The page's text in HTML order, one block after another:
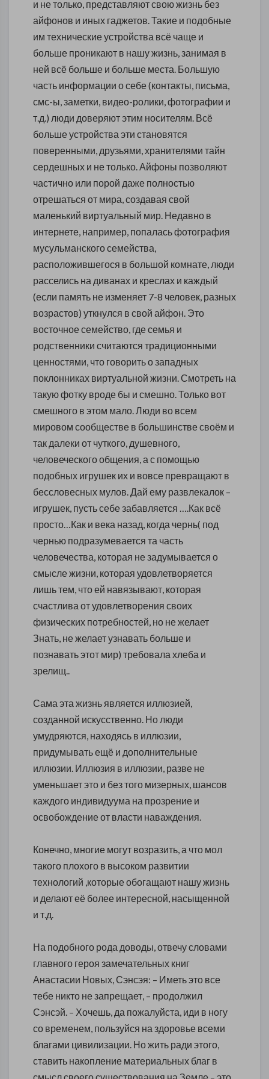
и не только, представляют свою жизнь без
айфонов и иных гаджетов. Такие и подобные
им технические устройства всё чаще и
больше проникают в нашу жизнь, занимая в
ней всё больше и больше места. Большую
часть информации о себе (контакты, письма,
смс-ы, заметки, видео-ролики, фотографии и
т.д.) люди доверяют этим носителям. Всё
больше устройства эти становятся
поверенными, друзьями, хранителями тайн
сердешных и не только. Айфоны позволяют
частично или порой даже полностью
отрешаться от мира, создавая свой
маленький виртуальный мир. Недавно в
интернете, например, попалась фотография
мусульманского семейства,
расположившегося в большой комнате, люди
расселись на диванах и креслах и каждый
(если память не изменяет 7-8 человек, разных
возрастов) уткнулся в свой айфон. Это
восточное семейство, где семья и
родственники считаются традиционными
ценностями, что говорить о западных
поклонниках виртуальной жизни. Смотреть на
такую фотку вроде бы и смешно. Только вот
смешного в этом мало. Люди во всем
мировом сообществе в большинстве своём и
так далеки от чуткого, душевного,
человеческого общения, а с помощью
подобных игрушек их и вовсе превращают в
бессловесных мулов. Дай ему развлекалок –
игрушек, пусть себе забавляется ….Как всё
просто…Как и века назад, когда чернь( под
чернью подразумевается та часть
человечества, которая не задумывается о
смысле жизни, которая удовлетворяется
лишь тем, что ей навязывают, которая
счастлива от удовлетворения своих
физических потребностей, но не желает
Знать, не желает узнавать больше и
познавать этот мир) требовала хлеба и
зрелищ..
Сама эта жизнь является иллюзией,
созданной искусственно. Но люди
умудряются, находясь в иллюзии,
придумывать ещё и дополнительные
иллюзии. Иллюзия в иллюзии, разве не
уменьшает это и без того мизерных, шансов
каждого индивидуума на прозрение и
освобождение от власти наваждения.
Конечно, многие могут возразить, а что мол
такого плохого в высоком развитии
технологий ,которые обогащают нашу жизнь
и делают её более интересной, насыщенной
и т.д.
На подобного рода доводы, отвечу словами
главного героя замечательных книг
Анастасии Новых, Сэнсэя: – Иметь это все
тебе никто не запрещает, – продолжил
Сэнсэй. – Хочешь, да пожалуйста, иди в ногу
со временем, пользуйся на здоровье всеми
благами цивилизации. Но жить ради этого,
ставить накопление материальных благ в